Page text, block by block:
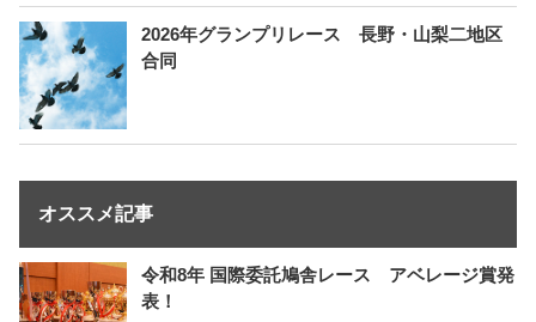
2026年グランプリレース 長野・山梨二地区
合同
オススメ記事
令和8年 国際委託鳩舎レース アベレージ賞発
表！